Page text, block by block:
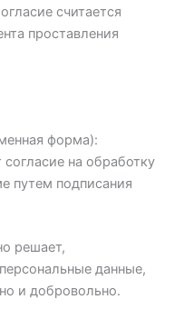
считается
проставления
форма):
на обработку
путем подписания
решает,
данные,
и добровольно.